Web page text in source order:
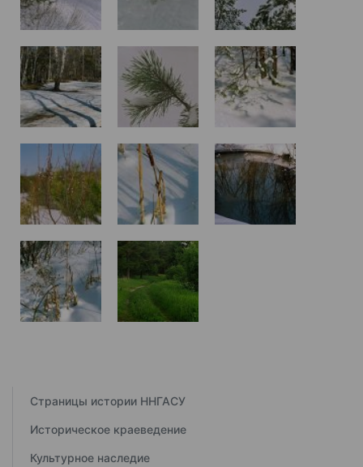
Страницы истории ННГАСУ
Историческое краеведение
Культурное наследие